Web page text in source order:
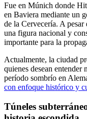
Fue en Múnich donde
en Baviera mediante un
de la Cervecería. A
una figura nacional y
importante para la
Actualmente, la ciudad
quienes desean entender
período sombrío en
con enfoque histórico y
Túneles